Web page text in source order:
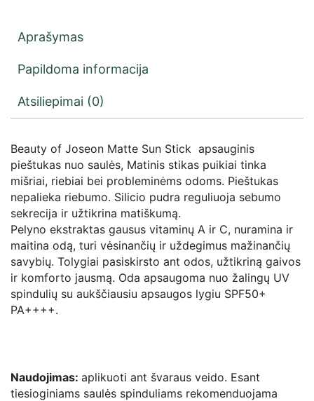
Aprašymas
Papildoma informacija
Atsiliepimai (0)
Beauty of Joseon Matte Sun Stick apsauginis
pieštukas nuo saulės, Matinis stikas puikiai tinka
mišriai, riebiai bei probleminėms odoms. Pieštukas
nepalieka riebumo. Silicio pudra reguliuoja sebumo
sekrecija ir užtikrina matiškumą.
Pelyno ekstraktas gausus vitaminų A ir C, nuramina ir
maitina odą, turi vėsinančių ir uždegimus mažinančių
savybių. Tolygiai pasiskirsto ant odos, užtikriną gaivos
ir komforto jausmą. Oda apsaugoma nuo žalingų UV
spindulių su aukščiausiu apsaugos lygiu SPF50+
PA++++.
Naudojimas: aplikuoti ant švaraus veido. Esant
tiesioginiams saulės spinduliams rekomenduojama